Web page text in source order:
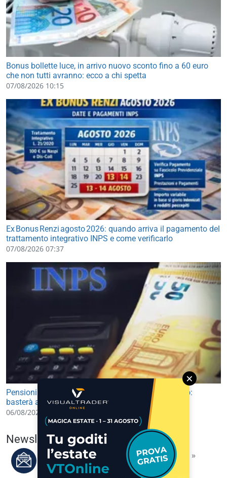
Bonus bollette luce, in arrivo nuovo sconto fino a 60 euro
che non tutti avranno: ecco a chi spetta
07/08/2026 10:15
Ex Bonus Renzi agosto 2026: quando arriva il pagamento del
trattamento integrativo INPS e come verificarlo
07/08/2026 07:37
Pensioni minime 2027, in vista un ritocco di 18 euro:
basterà a coprire le spese?
06/08/2026 10:15
Newsletter del 07/08/2026
Leggi i migliori articoli della settimana »
×